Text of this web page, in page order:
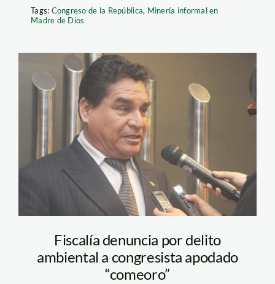
Tags: Congreso de la República, Minería informal en
Madre de Dios
romero_amado_eulogio
Fiscalía denuncia por delito
ambiental a congresista apodado
“comeoro”